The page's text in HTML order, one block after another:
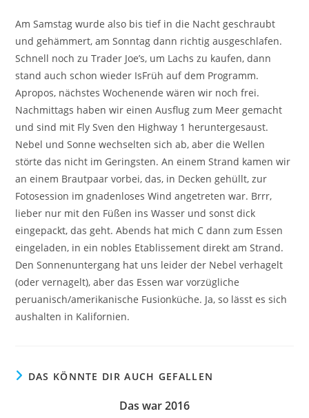
Am Samstag wurde also bis tief in die Nacht geschraubt
und gehämmert, am Sonntag dann richtig ausgeschlafen.
Schnell noch zu Trader Joe’s, um Lachs zu kaufen, dann
stand auch schon wieder IsFrüh auf dem Programm.
Apropos, nächstes Wochenende wären wir noch frei.
Nachmittags haben wir einen Ausflug zum Meer gemacht
und sind mit Fly Sven den Highway 1 heruntergesaust.
Nebel und Sonne wechselten sich ab, aber die Wellen
störte das nicht im Geringsten. An einem Strand kamen wir
an einem Brautpaar vorbei, das, in Decken gehüllt, zur
Fotosession im gnadenloses Wind angetreten war. Brrr,
lieber nur mit den Füßen ins Wasser und sonst dick
eingepackt, das geht. Abends hat mich C dann zum Essen
eingeladen, in ein nobles Etablissement direkt am Strand.
Den Sonnenuntergang hat uns leider der Nebel verhagelt
(oder vernagelt), aber das Essen war vorzügliche
peruanisch/amerikanische Fusionküche. Ja, so lässt es sich
aushalten in Kalifornien.
DAS KÖNNTE DIR AUCH GEFALLEN
Das war 2016